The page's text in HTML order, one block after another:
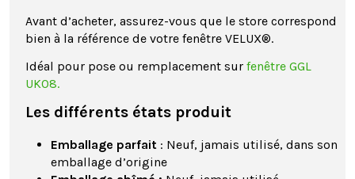
Avant d’acheter, assurez-vous que le store correspond
bien à la référence de votre fenêtre VELUX®.
Idéal pour pose ou remplacement sur fenêtre GGL
UK08.
Les différents états produit
Emballage parfait : Neuf, jamais utilisé, dans son
emballage d’origine